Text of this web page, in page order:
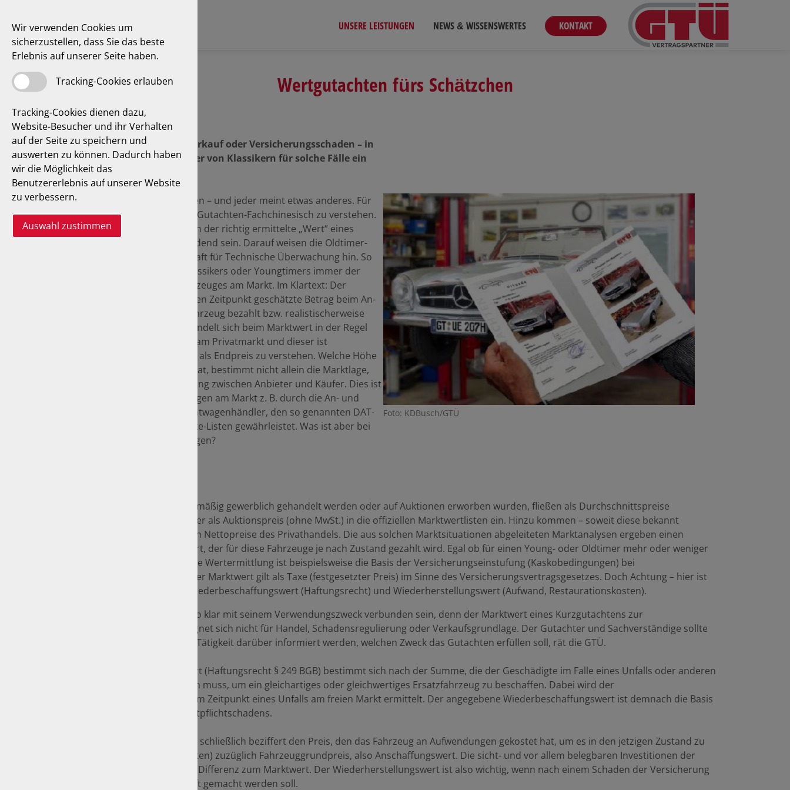
UNSERE LEISTUNGEN NEWS & WISSENSWERTES KONTAKT
Wertgutachten fürs Schätzchen
Foto: KDBusch/GTÜ
Erwerb eines Oldtimers, Verkauf oder Versicherungsschaden – in
der Regel benötigen Besitzer von Klassikern für solche Fälle ein
Gutachten.
Alle reden von Wertgutachten – und jeder meint etwas anderes. Für
den Laien nicht einfach, das Gutachten-Fachchinesisch zu verstehen.
Je nach Geschäftsvorfall kann der richtig ermittelte „Wert“ eines
Fahrzeuges jedoch entscheidend sein. Darauf weisen die Oldtimer-
Experten der GTÜ Gesellschaft für Technische Überwachung hin. So
ist der „Marktwert“ eines Klassikers oder Youngtimers immer der
gegenwärtige Wert des Fahrzeuges am Markt. Im Klartext: Der
Marktwert ist der zum jetzigen Zeitpunkt geschätzte Betrag beim An-
bzw. Verkauf, der für das Fahrzeug bezahlt bzw. realistischerweise
erzielt werden könnte. Es handelt sich beim Marktwert in der Regel
um den Durchschnittspreis am Privatmarkt und dieser ist
mehrwertsteuerneutral und als Endpreis zu verstehen. Welche Höhe
der Marktwert letztendlich hat, bestimmt nicht allein die Marktlage,
sondern auch die Verhandlung zwischen Anbieter und Käufer. Dies ist
bei oft gehandelten Fahrzeugen am Markt z. B. durch die An- und
Verkaufslisten der Gebrauchtwagenhändler, den so genannten DAT-
Marktspiegeln oder Schwacke-Listen gewährleistet. Was ist aber bei
selten gehandelten Fahrzeugen?
Fahrzeuge, die schwerpunktmäßig gewerblich gehandelt werden oder auf Auktionen erworben wurden, fließen als Durchschnittspreise
(Nettopreis des Handels) oder als Auktionspreis (ohne MwSt.) in die offiziellen Marktwertlisten ein. Hinzu kommen – soweit diese bekannt
geworden sind – die erzielten Nettopreise des Privathandels. Die aus solchen Marktsituationen abgeleiteten Marktanalysen ergeben einen
durchschnittlichen Marktwert, der für diese Fahrzeuge je nach Zustand gezahlt wird. Egal ob für einen Young- oder Oldtimer mehr oder weniger
bezahlt wurde, die getroffene Wertermittlung ist beispielsweise die Basis der Versicherungseinstufung (Kaskobedingungen) bei
Oldtimersondertarifen. Dieser Marktwert gilt als Taxe (festgesetzter Preis) im Sinne des Versicherungsvertragsgesetzes. Doch Achtung – hier ist
noch zu unterscheiden in Wiederbeschaffungswert (Haftungsrecht) und Wiederherstellungswert (Aufwand, Restaurationskosten).
Ein Wertgutachten sollte also klar mit seinem Verwendungszweck verbunden sein, denn der Marktwert eines Kurzgutachtens zur
Versicherungseinstufung eignet sich nicht für Handel, Schadensregulierung oder Verkaufsgrundlage. Der Gutachter und Sachverständige sollte
also gleich zu Beginn seiner Tätigkeit darüber informiert werden, welchen Zweck das Gutachten erfüllen soll, rät die GTÜ.
Der Wiederbeschaffungswert (Haftungsrecht § 249 BGB) bestimmt sich nach der Summe, die der Geschädigte im Falle eines Unfalls oder anderen
Gesamtschadens aufwenden muss, um ein gleichartiges oder gleichwertiges Ersatzfahrzeug zu beschaffen. Dabei wird der
Wiederbeschaffungswert zum Zeitpunkt eines Unfalls am freien Markt ermittelt. Der angegebene Wiederbeschaffungswert ist demnach die Basis
für die Abwicklung eines Haftpflichtschadens.
Der Wiederherstellungswert schließlich beziffert den Preis, den das Fahrzeug an Aufwendungen gekostet hat, um es in den jetzigen Zustand zu
bringen (Restaurierungskosten) zuzüglich Fahrzeuggrundpreis, also Anschaffungswert. Die sicht- und vor allem belegbaren Investitionen der
Restaurierung ergeben eine Differenz zum Marktwert. Der Wiederherstellungswert ist also wichtig, wenn nach einem Schaden der Versicherung
eine Restaurierung glaubhaft gemacht werden soll.
Wir verwenden Cookies um
sicherzustellen, dass Sie das beste
Erlebnis auf unserer Seite haben.
Tracking-Cookies erlauben
Tracking-Cookies dienen dazu,
Website-Besucher und ihr Verhalten
auf der Seite zu speichern und
auswerten zu können. Dadurch haben
wir die Möglichkeit das
Benutzererlebnis auf unserer Website
zu verbessern.
Auswahl zustimmen